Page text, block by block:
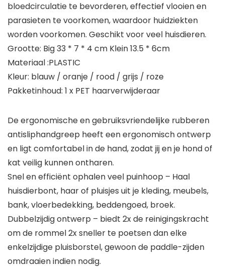
bloedcirculatie te bevorderen, effectief vlooien en
parasieten te voorkomen, waardoor huidziekten
worden voorkomen. Geschikt voor veel huisdieren.
Grootte: Big 33 * 7 * 4 cm Klein 13.5 * 6cm
Materiaal :PLASTIC
Kleur: blauw / oranje / rood / grijs / roze
Pakketinhoud: 1 x PET haarverwijderaar
De ergonomische en gebruiksvriendelijke rubberen
antisliphandgreep heeft een ergonomisch ontwerp
en ligt comfortabel in de hand, zodat jij en je hond of
kat veilig kunnen ontharen.
Snel en efficiënt ophalen veel puinhoop – Haal
huisdierbont, haar of pluisjes uit je kleding, meubels,
bank, vloerbedekking, beddengoed, broek.
Dubbelzijdig ontwerp – biedt 2x de reinigingskracht
om de rommel 2x sneller te poetsen dan elke
enkelzijdige pluisborstel, gewoon de paddle-zijden
omdraaien indien nodig.